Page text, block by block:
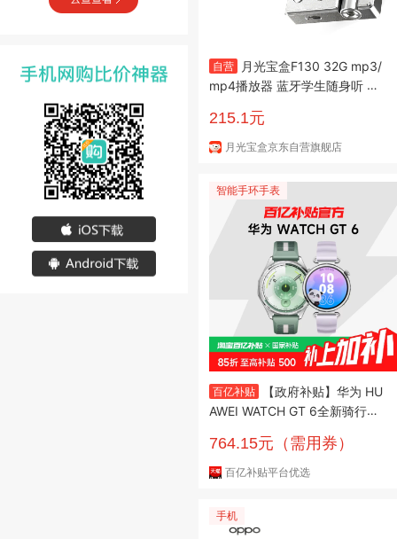
自营
月光宝盒F130 32G mp3/
mp4播放器 蓝牙学生随身听 离
复读 无损音乐 录音外放
215.1元
月光宝盒京东自营旗舰店
智能手环手表
百亿补贴
【政府补贴】华为 HU
AWEI WATCH GT 6全新骑行体
能手环手表
764.15元（需用券）
百亿补贴平台优选
手机